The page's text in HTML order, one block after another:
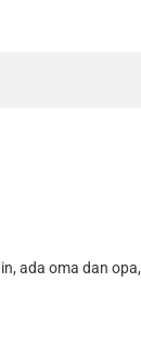
ada oma dan opa,